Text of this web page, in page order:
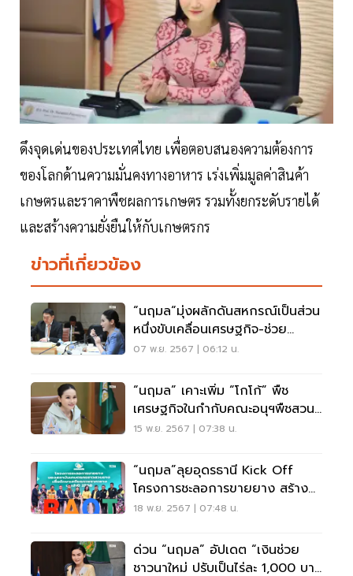
ดึงจุดเด่นของประเทศไทย เพื่อตอบสนองความต้องการ
ของโลกด้านความมั่นคงทางอาหาร เร่งเพิ่มมูลค่าสินค้า
เกษตรและราคาพืชผลการเกษตร รวมทั้งยกระดับรายได้
และสร้างความยั่งยืนให้กับเกษตรกร
ข่าวที่เกี่ยวข้อง
“นฤมล“มุ่งผลักดันสหกรณ์เป็นส่วน
หนึ่งขับเคลื่อนเศรษฐกิจ-ช่วย
เกษตรกร
07 พ.ย. 2567 | 06:12 น.
“นฤมล” เคาะเพิ่ม “โกโก้” พืช
เศรษฐกิจในกำกับคณะอนุฯพืชสวน
ดันรายได้เกษตรกร
15 พ.ย. 2567 | 07:38 น.
“นฤมล”ลุยอุดรธานี Kick Off
โครงการชะลอการขายยาง สร้าง
เสถียรภาพด้านราคา
18 พ.ย. 2567 | 07:48 น.
ด่วน “นฤมล” อัปเดต “เงินช่วย
ชาวนาใหม่ ปรับเป็นไร่ละ 1,000 บาท